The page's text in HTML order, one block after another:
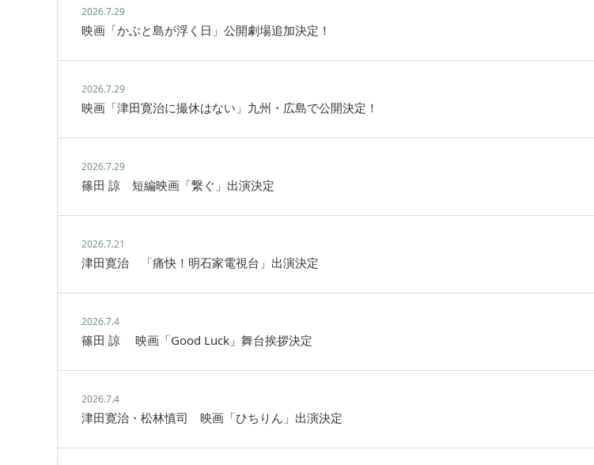
2026.7.29
映画「かぶと島が浮く日」公開劇場追加決定！
2026.7.29
映画「津田寛治に撮休はない」九州・広島で公開決定！
2026.7.29
篠田 諒 短編映画「繋ぐ」出演決定
2026.7.21
津田寛治 「痛快！明石家電視台」出演決定
2026.7.4
篠田 諒 映画「Good Luck」舞台挨拶決定
2026.7.4
津田寛治・松林慎司 映画「ひちりん」出演決定